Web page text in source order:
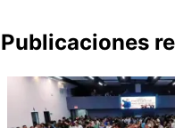
Publicaciones